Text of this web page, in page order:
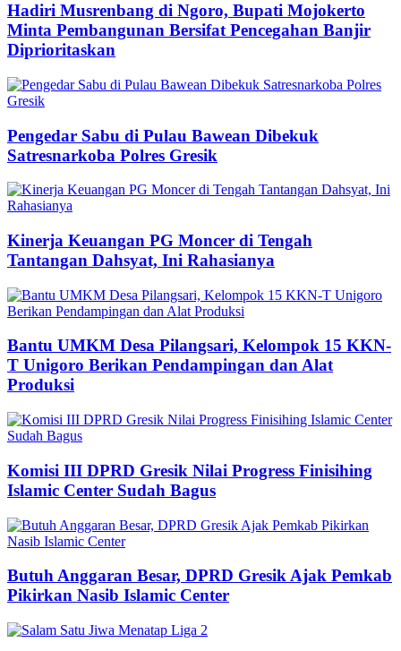
Hadiri Musrenbang di Ngoro, Bupati Mojokerto
Minta Pembangunan Bersifat Pencegahan Banjir
Diprioritaskan
Pengedar Sabu di Pulau Bawean Dibekuk
Satresnarkoba Polres Gresik
Kinerja Keuangan PG Moncer di Tengah
Tantangan Dahsyat, Ini Rahasianya
Bantu UMKM Desa Pilangsari, Kelompok 15 KKN-
T Unigoro Berikan Pendampingan dan Alat
Produksi
Komisi III DPRD Gresik Nilai Progress Finisihing
Islamic Center Sudah Bagus
Butuh Anggaran Besar, DPRD Gresik Ajak Pemkab
Pikirkan Nasib Islamic Center